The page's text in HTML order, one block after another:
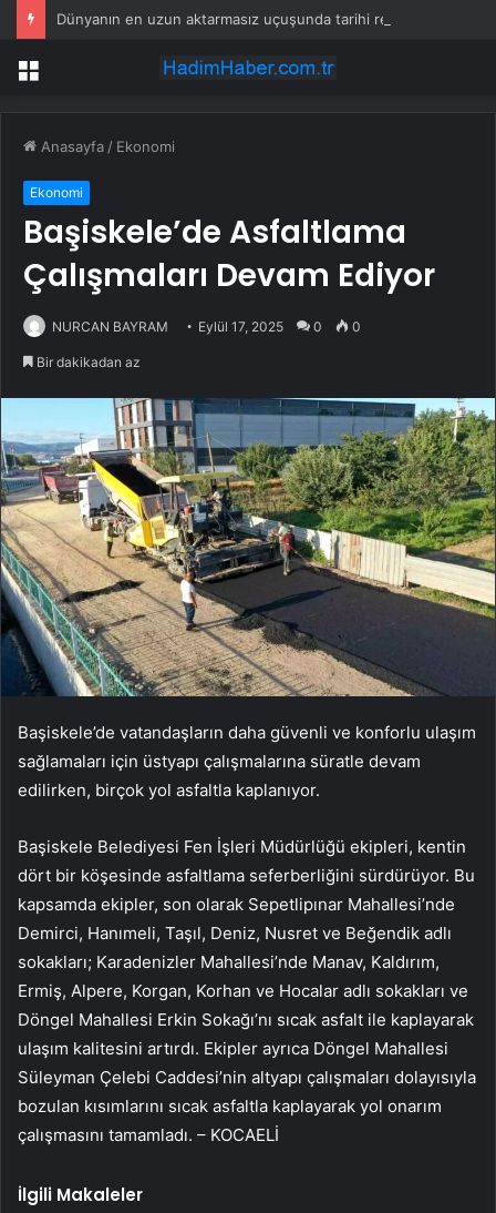
Menü
Anasayfa / Ekonomi
Ekonomi
Başiskele’de Asfaltlama
Çalışmaları Devam Ediyor
NURCAN BAYRAM Eylül 17, 2025 0 0
Bir dakikadan az
Başiskele’de vatandaşların daha güvenli ve konforlu ulaşım
sağlamaları için üstyapı çalışmalarına süratle devam
edilirken, birçok yol asfaltla kaplanıyor.
Başiskele Belediyesi Fen İşleri Müdürlüğü ekipleri, kentin
dört bir köşesinde asfaltlama seferberliğini sürdürüyor. Bu
kapsamda ekipler, son olarak Sepetlipınar Mahallesi’nde
Demirci, Hanımeli, Taşıl, Deniz, Nusret ve Beğendik adlı
sokakları; Karadenizler Mahallesi’nde Manav, Kaldırım,
Ermiş, Alpere, Korgan, Korhan ve Hocalar adlı sokakları ve
Döngel Mahallesi Erkin Sokağı’nı sıcak asfalt ile kaplayarak
ulaşım kalitesini artırdı. Ekipler ayrıca Döngel Mahallesi
Süleyman Çelebi Caddesi’nin altyapı çalışmaları dolayısıyla
bozulan kısımlarını sıcak asfaltla kaplayarak yol onarım
çalışmasını tamamladı. – KOCAELİ
İlgili Makaleler